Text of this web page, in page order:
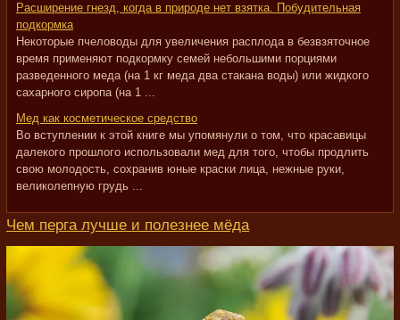
Расширение гнезд, когда в природе нет взятка. Побудительная
подкормка
Некоторые пчеловоды для увеличения расплода в безвзяточное
время применяют подкормку семей небольшими порциями
разведенного меда (на 1 кг меда два стакана воды) или жидкого
сахарного сиропа (на 1 ...
Мед как косметическое средство
Во вступлении к этой книге мы упомянули о том, что красавицы
далекого прошлого использовали мед для того, чтобы продлить
свою молодость, сохранив юные краски лица, нежные руки,
великолепную грудь ...
Чем перга лучше и полезнее мёда